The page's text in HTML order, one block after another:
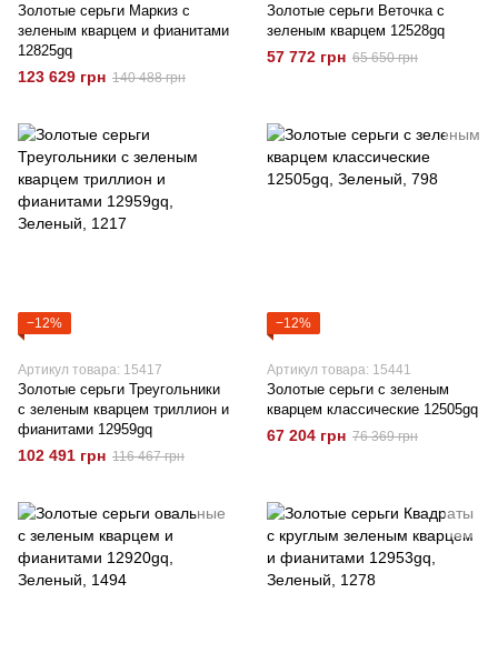
Золотые серьги Маркиз с
зеленым кварцем и фианитами
12825gq
123 629 грн 140 488 грн
Золотые серьги Веточка с
зеленым кварцем 12528gq
57 772 грн 65 650 грн
−12%
Артикул товара: 15417
Золотые серьги Треугольники
с зеленым кварцем триллион и
фианитами 12959gq
102 491 грн 116 467 грн
−12%
Артикул товара: 15441
Золотые серьги с зеленым
кварцем классические 12505gq
67 204 грн 76 369 грн